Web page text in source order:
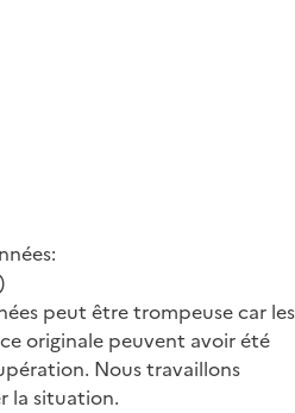
peut être trompeuse car les
originale peuvent avoir été
Nous travaillons
la situation.